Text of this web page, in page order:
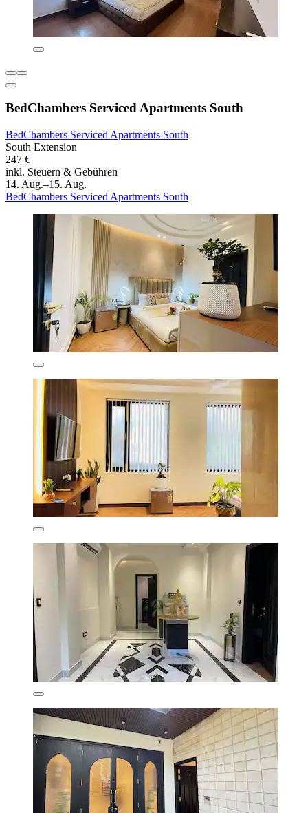
BedChambers Serviced Apartments South
BedChambers Serviced Apartments South
South Extension
247 €
inkl. Steuern & Gebühren
14. Aug.–15. Aug.
BedChambers Serviced Apartments South